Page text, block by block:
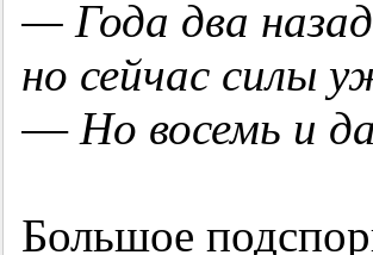
— Года два
но сейчас силы
—Но восемь и
Большое